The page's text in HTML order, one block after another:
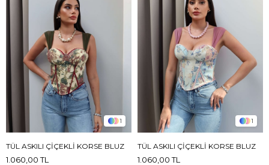
1
TÜL ASKILI ÇIÇEKLI KORSE BLUZ
1.060,00 TL
1
TÜL ASKILI ÇIÇEKLI KORSE BLUZ
1.060,00 TL